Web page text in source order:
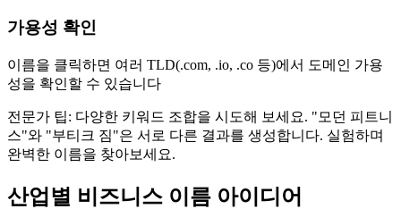
가용성 확인
이름을 클릭하면 여러 TLD(.com, .io, .co 등)에서 도메인 가용
성을 확인할 수 있습니다
전문가 팁: 다양한 키워드 조합을 시도해 보세요. "모던 피트니
스"와 "부티크 짐"은 서로 다른 결과를 생성합니다. 실험하며
완벽한 이름을 찾아보세요.
산업별 비즈니스 이름 아이디어